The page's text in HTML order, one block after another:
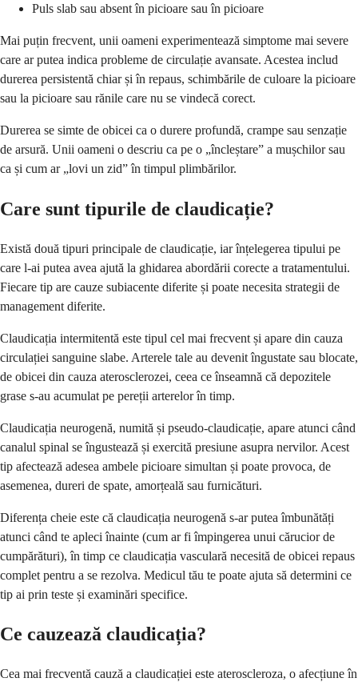
Puls slab sau absent în picioare sau în picioare
Mai puțin frecvent, unii oameni experimentează simptome mai severe
care ar putea indica probleme de circulație avansate. Acestea includ
durerea persistentă chiar și în repaus, schimbările de culoare la picioare
sau la picioare sau rănile care nu se vindecă corect.
Durerea se simte de obicei ca o durere profundă, crampe sau senzație
de arsură. Unii oameni o descriu ca pe o „încleștare” a mușchilor sau
ca și cum ar „lovi un zid” în timpul plimbărilor.
Care sunt tipurile de claudicație?
Există două tipuri principale de claudicație, iar înțelegerea tipului pe
care l-ai putea avea ajută la ghidarea abordării corecte a tratamentului.
Fiecare tip are cauze subiacente diferite și poate necesita strategii de
management diferite.
Claudicația intermitentă este tipul cel mai frecvent și apare din cauza
circulației sanguine slabe. Arterele tale au devenit îngustate sau blocate,
de obicei din cauza aterosclerozei, ceea ce înseamnă că depozitele
grase s-au acumulat pe pereții arterelor în timp.
Claudicația neurogenă, numită și pseudo-claudicație, apare atunci când
canalul spinal se îngustează și exercită presiune asupra nervilor. Acest
tip afectează adesea ambele picioare simultan și poate provoca, de
asemenea, dureri de spate, amorțeală sau furnicături.
Diferența cheie este că claudicația neurogenă s-ar putea îmbunătăți
atunci când te apleci înainte (cum ar fi împingerea unui cărucior de
cumpărături), în timp ce claudicația vasculară necesită de obicei repaus
complet pentru a se rezolva. Medicul tău te poate ajuta să determini ce
tip ai prin teste și examinări specifice.
Ce cauzează claudicația?
Cea mai frecventă cauză a claudicației este ateroscleroza, o afecțiune în